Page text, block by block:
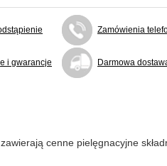
Zamówienia
i gwarancje Darmowa
cenne pielęgnacyjne